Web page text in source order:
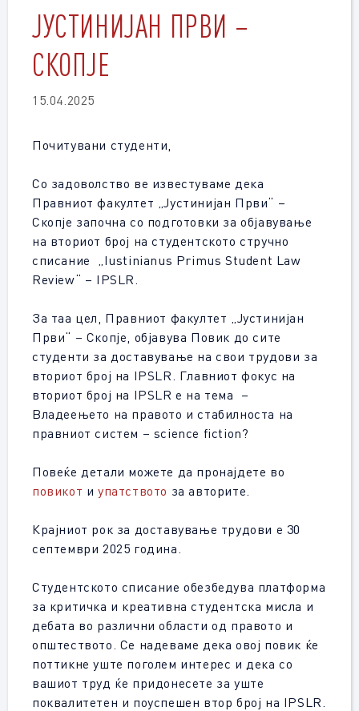
ЈУСТИНИЈАН ПРВИ –
СКОПЈЕ
15.04.2025
Почитувани студенти,
Со задоволство ве известуваме дека
Правниот факултет „Јустинијан Први“ –
Скопје започна со подготовки за објавување
на вториот број на студентското стручно
списание „Iustinianus Primus Student Law
Review“ – IPSLR.
За таа цел, Правниот факултет „Јустинијан
Први“ – Скопје, објавува Повик до сите
студенти за доставување на свои трудови за
вториот број на IPSLR. Главниот фокус на
вториот број на IPSLR е на тема –
Владеењето на правото и стабилноста на
правниот систем – science fiction?
Повеќе детали можете да пронајдете во
повикот иупатството за авторите.
Крајниот рок за доставување трудови е 30
септември 2025 година.
Студентското списание обезбедува платформа
за критичка и креативна студентска мисла и
дебата во различни области од правото и
општеството. Се надеваме дека овој повик ќе
поттикне уште поголем интерес и дека со
вашиот труд ќе придонесете за уште
поквалитетен и поуспешен втор број на IPSLR.